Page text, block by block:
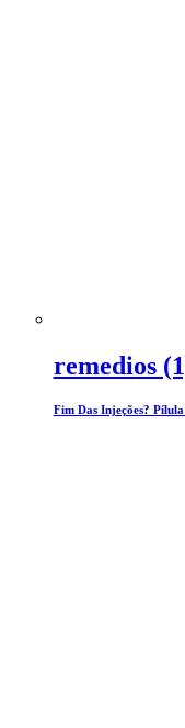
remedios
Fim Das Injeções?